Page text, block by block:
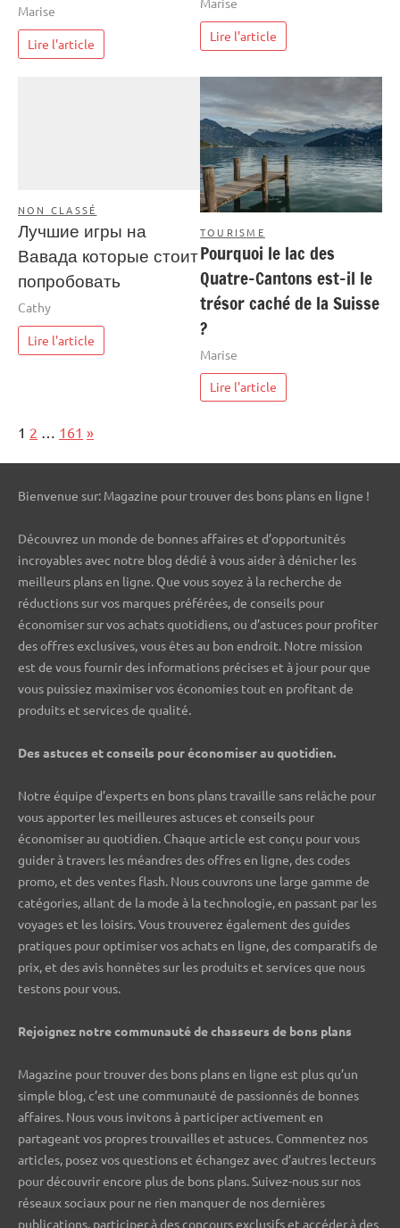
Marise
Lire l'article Lire l'article
NON CLASSÉ
Лучшие игры на
Вавада которые стоит
попробовать
Cathy
Lire l'article
TOURISME
Pourquoi le lac des
Quatre-Cantons est-il le
trésor caché de la Suisse
?
Marise
Lire l'article
Page:
1 2 … 161 Next
»
Bienvenue sur: Magazine pour trouver des bons plans en ligne !
Découvrez un monde de bonnes affaires et d’opportunités
incroyables avec notre blog dédié à vous aider à dénicher les
meilleurs plans en ligne. Que vous soyez à la recherche de
réductions sur vos marques préférées, de conseils pour
économiser sur vos achats quotidiens, ou d’astuces pour profiter
des offres exclusives, vous êtes au bon endroit. Notre mission
est de vous fournir des informations précises et à jour pour que
vous puissiez maximiser vos économies tout en profitant de
produits et services de qualité.
Des astuces et conseils pour économiser au quotidien.
Notre équipe d’experts en bons plans travaille sans relâche pour
vous apporter les meilleures astuces et conseils pour
économiser au quotidien. Chaque article est conçu pour vous
guider à travers les méandres des offres en ligne, des codes
promo, et des ventes flash. Nous couvrons une large gamme de
catégories, allant de la mode à la technologie, en passant par les
voyages et les loisirs. Vous trouverez également des guides
pratiques pour optimiser vos achats en ligne, des comparatifs de
prix, et des avis honnêtes sur les produits et services que nous
testons pour vous.
Rejoignez notre communauté de chasseurs de bons plans ️
Magazine pour trouver des bons plans en ligne est plus qu’un
simple blog, c’est une communauté de passionnés de bonnes
affaires. Nous vous invitons à participer activement en
partageant vos propres trouvailles et astuces. Commentez nos
articles, posez vos questions et échangez avec d’autres lecteurs
pour découvrir encore plus de bons plans. Suivez-nous sur nos
réseaux sociaux pour ne rien manquer de nos dernières
publications, participer à des concours exclusifs et accéder à des